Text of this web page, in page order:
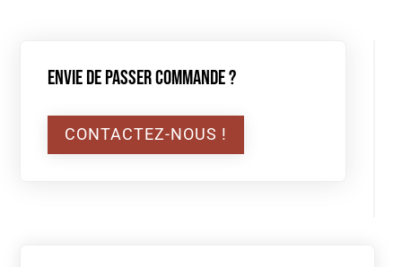
Envie de passer commande ?
CONTACTEZ-NOUS !